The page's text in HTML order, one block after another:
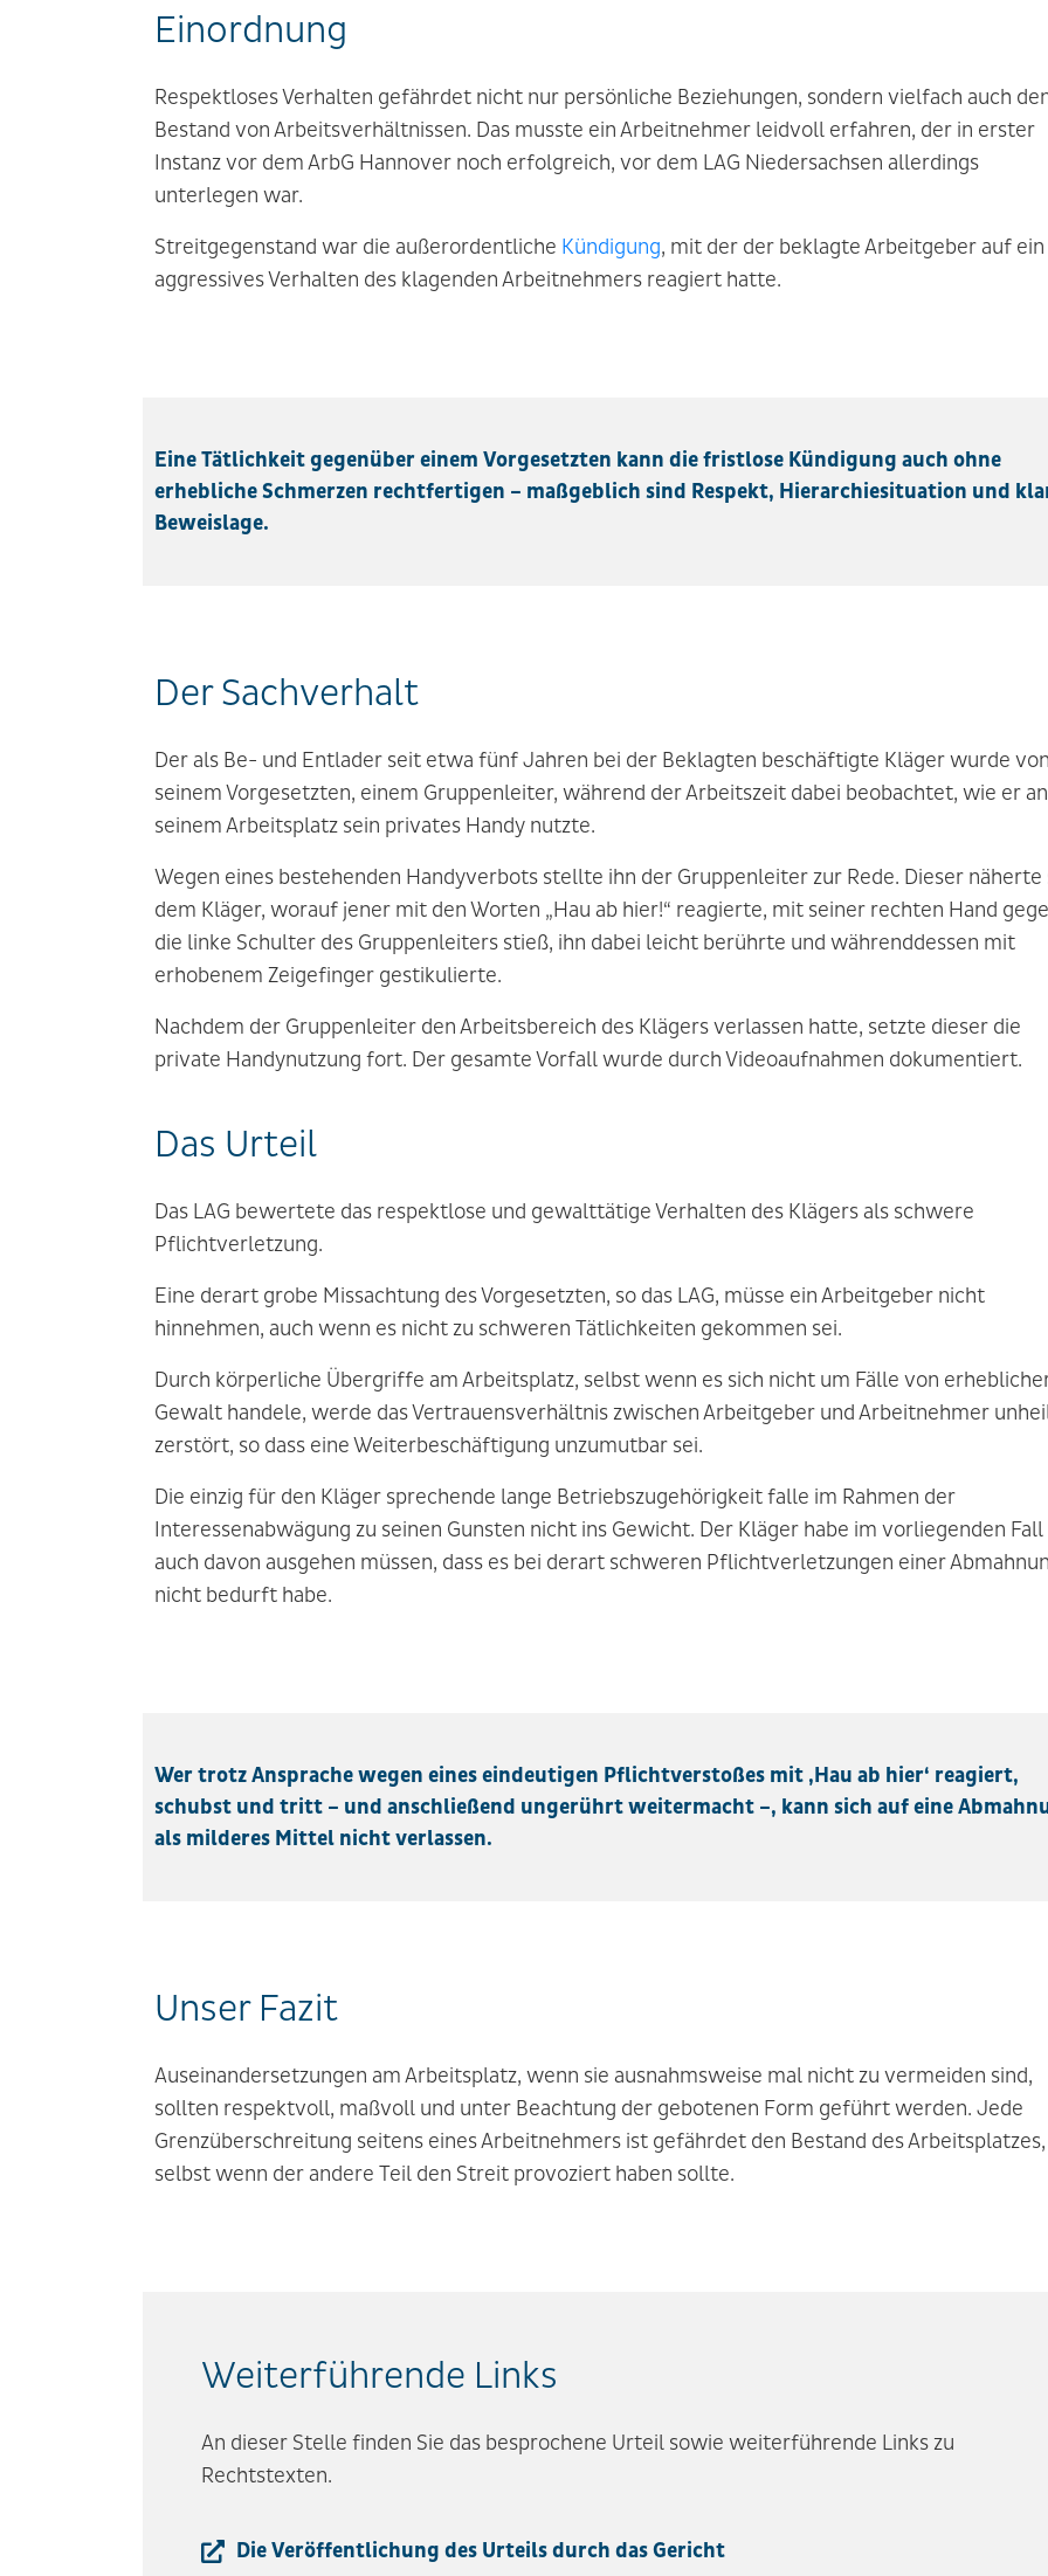
Einordnung
Respektloses Verhalten gefährdet nicht nur persönliche Beziehungen, sondern vielfach auch
Bestand von Arbeitsverhältnissen. Das musste ein Arbeitnehmer leidvoll erfahren, der in erster
Instanz vor dem ArbG Hannover noch erfolgreich, vor dem LAG Niedersachsen allerdings
unterlegen war.
Streitgegenstand war die außerordentliche Kündigung, mit der der beklagte Arbeitgeber auf ein
aggressives Verhalten des klagenden Arbeitnehmers reagiert hatte.
Eine Tätlichkeit gegenüber einem Vorgesetzten kann die fristlose Kündigung auch ohne
erhebliche Schmerzen rechtfertigen – maßgeblich sind Respekt, Hierarchiesituation und
Beweislage.
Der Sachverhalt
Der als Be- und Entlader seit etwa fünf Jahren bei der Beklagten beschäftigte Kläger wurde von
seinem Vorgesetzten, einem Gruppenleiter, während der Arbeitszeit dabei beobachtet, wie er an
seinem Arbeitsplatz sein privates Handy nutzte.
Wegen eines bestehenden Handyverbots stellte ihn der Gruppenleiter zur Rede. Dieser näherte
dem Kläger, worauf jener mit den Worten „Hau ab hier!“ reagierte, mit seiner rechten Hand
die linke Schulter des Gruppenleiters stieß, ihn dabei leicht berührte und währenddessen mit
erhobenem Zeigefinger gestikulierte.
Nachdem der Gruppenleiter den Arbeitsbereich des Klägers verlassen hatte, setzte dieser die
private Handynutzung fort. Der gesamte Vorfall wurde durch Videoaufnahmen dokumentiert.
Das Urteil
Das LAG bewertete das respektlose und gewalttätige Verhalten des Klägers als schwere
Pflichtverletzung.
Eine derart grobe Missachtung des Vorgesetzten, so das LAG, müsse ein Arbeitgeber nicht
hinnehmen, auch wenn es nicht zu schweren Tätlichkeiten gekommen sei.
Durch körperliche Übergriffe am Arbeitsplatz, selbst wenn es sich nicht um Fälle von
Gewalt handele, werde das Vertrauensverhältnis zwischen Arbeitgeber und Arbeitnehmer
zerstört, so dass eine Weiterbeschäftigung unzumutbar sei.
Die einzig für den Kläger sprechende lange Betriebszugehörigkeit falle im Rahmen der
Interessenabwägung zu seinen Gunsten nicht ins Gewicht. Der Kläger habe im vorliegenden Fall
auch davon ausgehen müssen, dass es bei derart schweren Pflichtverletzungen einer
nicht bedurft habe.
Wer trotz Ansprache wegen eines eindeutigen Pflichtverstoßes mit ‚Hau ab hier‘ reagiert,
schubst und tritt – und anschließend ungerührt weitermacht –, kann sich auf eine
als milderes Mittel nicht verlassen.
Unser Fazit
Auseinandersetzungen am Arbeitsplatz, wenn sie ausnahmsweise mal nicht zu vermeiden sind,
sollten respektvoll, maßvoll und unter Beachtung der gebotenen Form geführt werden. Jede
Grenzüberschreitung seitens eines Arbeitnehmers ist gefährdet den Bestand des Arbeitsplatzes,
selbst wenn der andere Teil den Streit provoziert haben sollte.
Weiterführende Links
An dieser Stelle finden Sie das besprochene Urteil sowie weiterführende Links zu
Rechtstexten.
Die Veröffentlichung des Urteils durch das Gericht